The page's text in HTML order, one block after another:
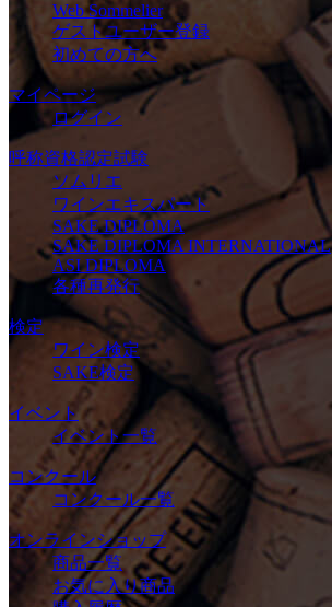
Web Sommelier
ゲストユーザー登録
初めての方へ
マイページ
ログイン
呼称資格認定試験
ソムリエ
ワインエキスパート
SAKE DIPLOMA
SAKE DIPLOMA INTERNATIONAL
ASI DIPLOMA
各種再発行
検定
ワイン検定
SAKE検定
イベント
イベント一覧
コンクール
コンクール一覧
オンラインショップ
商品一覧
お気に入り商品